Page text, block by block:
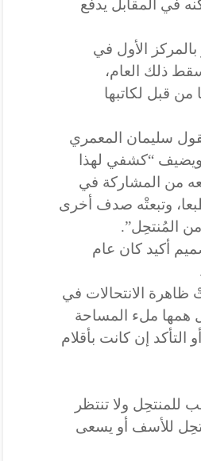
في المقابل يدفع
بالمركز الأول في
ذلك العام،
قبل لكاتبها
سليمان المعمري
ويضيف “كشفي لهذا
من المشاركة في
وتبعتْه صدف أخرى
المُنتحِل”.
أكيد كان عام
الانتحالات في
همها ملء المساحة
إن كانت بأقلام
للمنتحِل ولا تنتظر
للأسف أو يسعى